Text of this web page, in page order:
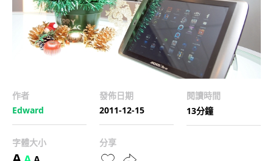
作者
Edward
發佈日期
2011-12-15
閱讀時間
13分鐘
字體大小 分享